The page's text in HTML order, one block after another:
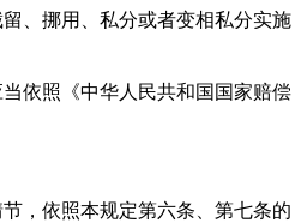
、挪用、私分或者变相私分实施
依照《中华人民共和国国家赔偿
，依照本规定第六条、第七条的